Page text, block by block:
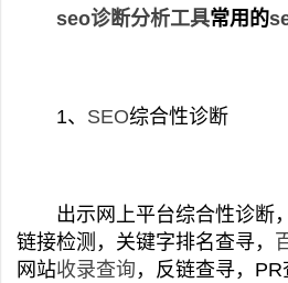
seo诊断分析工具常用的
1、 SEO综合性诊断
出示网上平台综合性诊断，
链接检测，关键字排名查寻，
网站收录查询 ，反链查寻，